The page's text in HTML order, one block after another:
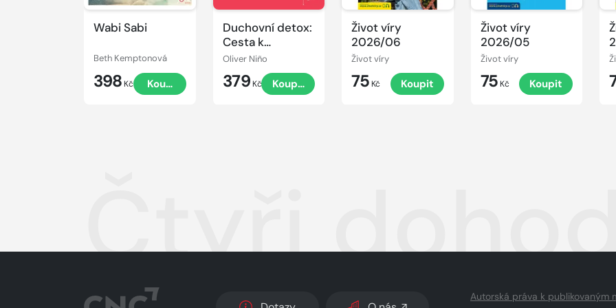
Wabi Sabi
Beth Kemptonová
398 Kč Koupit
Duchovní detox:
Cesta k
probuzení
Oliver Niño
379 Kč Koupit
Život víry
2026/06
Život víry
75 Kč Koupit
Život víry
2026/05
Život víry
75 Kč Koupit
Čtyři
Autorská práva k publikovaným